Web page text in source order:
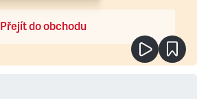
Přejít do obchodu